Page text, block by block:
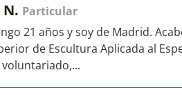
Particular
21 años y soy de Madrid.
de Escultura Aplicada al